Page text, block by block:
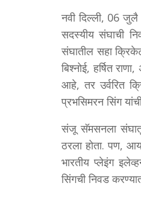
नवी दिल्ली, 06 जुलै
सदस्यीय संघाची
संघातील सहा
बिश्नोई, हर्षित
आहे, तर उर्वरित
प्रभसिमरन सिंग
संजू सॅमसनला
ठरला होता. पण,
भारतीय प्लेइंग
सिंगची निवड